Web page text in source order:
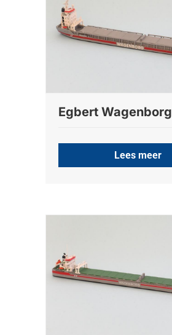
Egbert Wagenborg
Lees meer